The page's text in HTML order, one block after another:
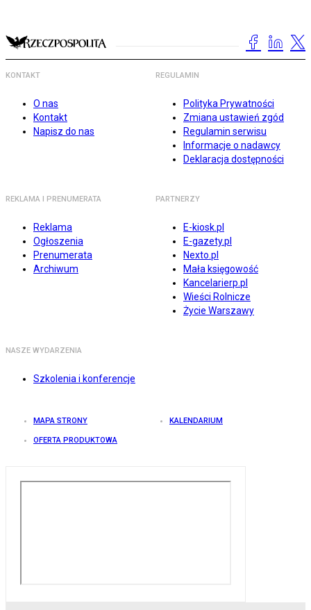
KONTAKT
O nas
Kontakt
Napisz do nas
REGULAMIN
Polityka Prywatności
Zmiana ustawień zgód
Regulamin serwisu
Informacje o nadawcy
Deklaracja dostępności
REKLAMA I PRENUMERATA
Reklama
Ogłoszenia
Prenumerata
Archiwum
PARTNERZY
E-kiosk.pl
E-gazety.pl
Nexto.pl
Mała księgowość
Kancelarierp.pl
Wieści Rolnicze
Życie Warszawy
NASZE WYDARZENIA
Szkolenia i konferencje
MAPA STRONY KALENDARIUM
OFERTA PRODUKTOWA